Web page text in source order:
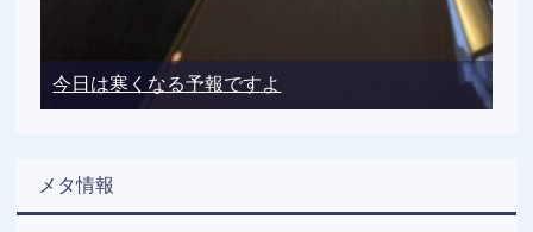
今日は寒くなる予報ですよ
メタ情報